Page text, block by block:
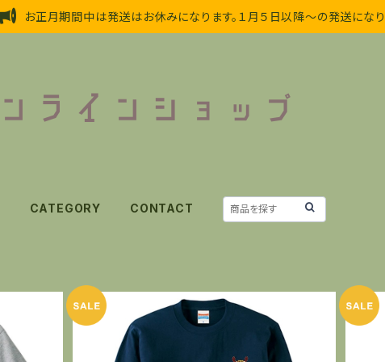
お正月期間中は発送はお休みになります。１月５日以降〜の発送になり
CATEGORY CONTACT